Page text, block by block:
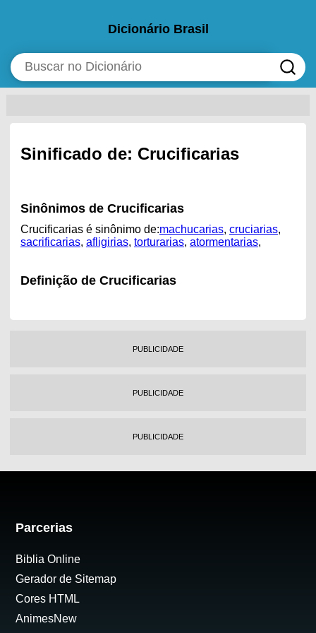
Dicionário Brasil
Sinificado de: Crucificarias
Sinônimos de Crucificarias
Crucificarias é sinônimo de:machucarias, cruciarias,
sacrificarias, afligirias, torturarias, atormentarias,
Definição de Crucificarias
PUBLICIDADE
PUBLICIDADE
PUBLICIDADE
Parcerias
Biblia Online
Gerador de Sitemap
Cores HTML
AnimesNew